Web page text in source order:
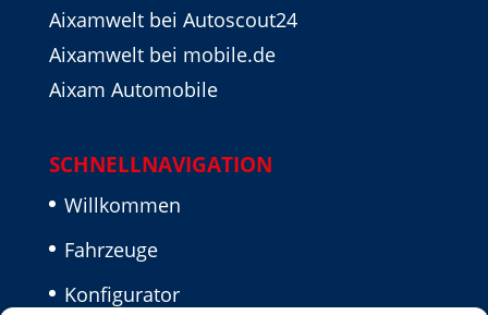
Aixamwelt bei Autoscout24
Aixamwelt bei mobile.de
Aixam Automobile
SCHNELLNAVIGATION
Willkommen
Fahrzeuge
Konfigurator